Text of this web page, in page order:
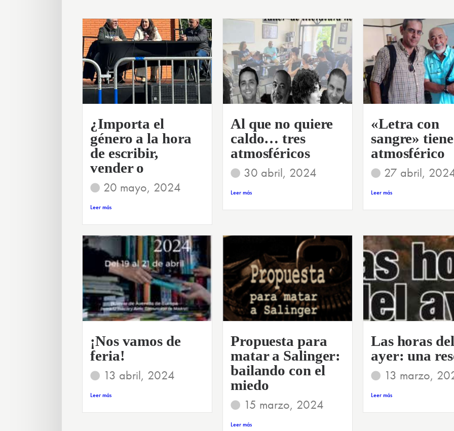
¿Importa el
género a la hora
de escribir,
vender o
20 mayo, 2024
Leer más
Al que no quiere
caldo… tres
atmosféricos
30 abril, 2024
Leer más
«Letra con
sangre» tiene
atmosférico
27 abril,
Leer más
¡Nos vamos de
feria!
13 abril, 2024
Leer más
Propuesta para
matar a Salinger:
bailando con el
miedo
15 marzo, 2024
Leer más
Las horas del
ayer: una
13 marzo,
Leer más